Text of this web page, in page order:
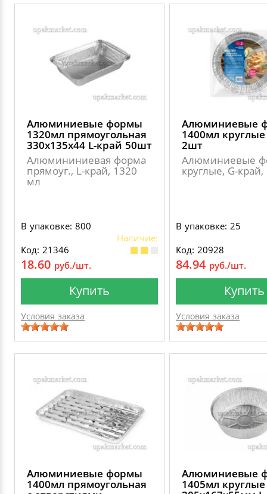
Алюминиевые формы
1320мл прямоугольная
330х135х44 L-край 50шт
Алюмининиевая форма
прямоуг., L-край, 1320
мл
В упаковке: 800
Наличие:
Код: 21346
18.60 руб./шт.
Купить
Условия заказа
Алюминиевые
1400мл
2шт
Алюминиевые
круглые, G-
В упаковке: 25
Код: 20928
84.94 руб./шт.
Купить
Условия заказа
Алюминиевые формы
1400мл прямоугольная
Алюминиевые
1405мл круглые